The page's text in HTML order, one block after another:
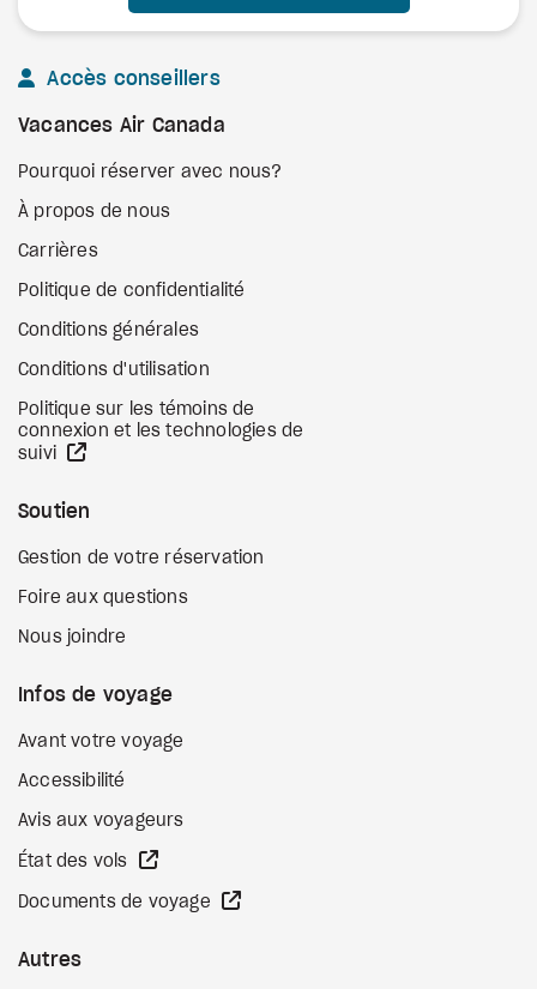
Accès conseillers
Vacances Air Canada
Pourquoi réserver avec nous?
À propos de nous
Carrières
Politique de confidentialité
Conditions générales
Conditions d'utilisation
Politique sur les témoins de
connexion et les technologies de
suivi
Soutien
Gestion de votre réservation
Foire aux questions
Nous joindre
Infos de voyage
Avant votre voyage
Accessibilité
Avis aux voyageurs
État des vols
Documents de voyage
Autres